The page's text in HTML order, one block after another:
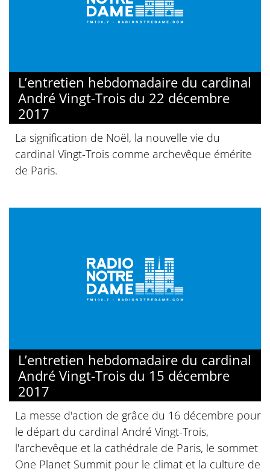
L’entretien hebdomadaire du cardinal
André Vingt-Trois du 22 décembre
2017
La signification de Noël, la nouvelle vie du
cardinal Vingt-Trois comme archevêque émérite
de Paris.
L’entretien hebdomadaire du cardinal
André Vingt-Trois du 15 décembre
2017
La messe d'action de grâce du 16 décembre pour
le départ du cardinal André Vingt-Trois,
l'archevêque et la cathédrale de Paris, le sommet
One Planet Summit pour le climat et la culture de